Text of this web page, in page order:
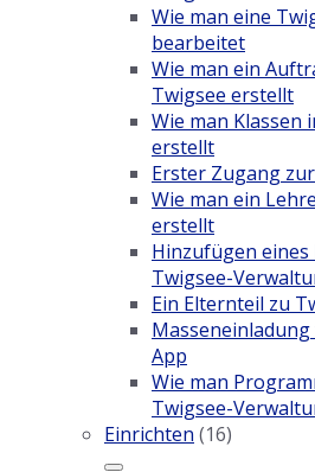
Wie man eine
bearbeitet
Wie man ein
Twigsee erstellt
Wie man Klassen
erstellt
Erster Zugang
Wie man ein
erstellt
Hinzufügen
Twigsee-
Ein Elternteil zu
App
Wie man
Twigsee-
Einrichten (16)